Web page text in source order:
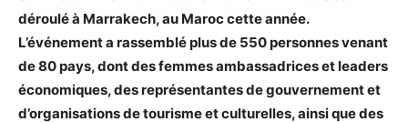
déroulé à Marrakech, au Maroc cette année.
L’événement a rassemblé plus de 550 personnes venant
de 80 pays, dont des femmes ambassadrices et leaders
économiques, des représentantes de gouvernement et
d’organisations de tourisme et culturelles, ainsi que des